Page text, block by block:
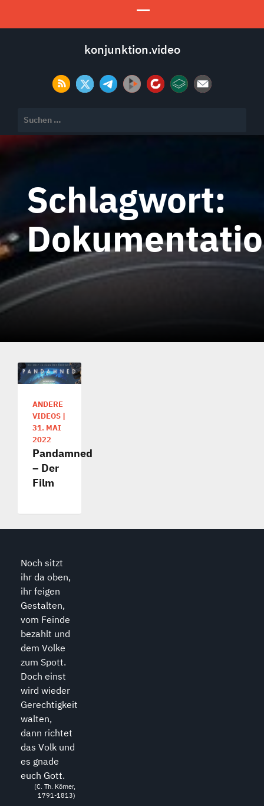
konjunktion.video
nach:
Schlagwort:
ANDERE
VIDEOS |
31. MAI
2022
Pandamned
– Der
Film
Noch sitzt
ihr da oben,
ihr feigen
Gestalten,
vom Feinde
bezahlt und
dem Volke
zum Spott.
Doch einst
wird wieder
Gerechtigkeit
walten,
dann richtet
das Volk und
es gnade
euch Gott.
(C. Th. Körner,
1791-1813)